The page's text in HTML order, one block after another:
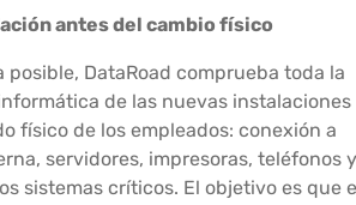
antes del cambio físico
posible, DataRoad comprueba toda la
de las nuevas instalaciones
físico de los empleados: conexión a
servidores, impresoras, teléfonos y
sistemas críticos. El objetivo es que